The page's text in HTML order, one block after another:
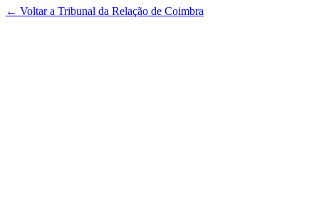
← Voltar a Tribunal da Relação de Coimbra